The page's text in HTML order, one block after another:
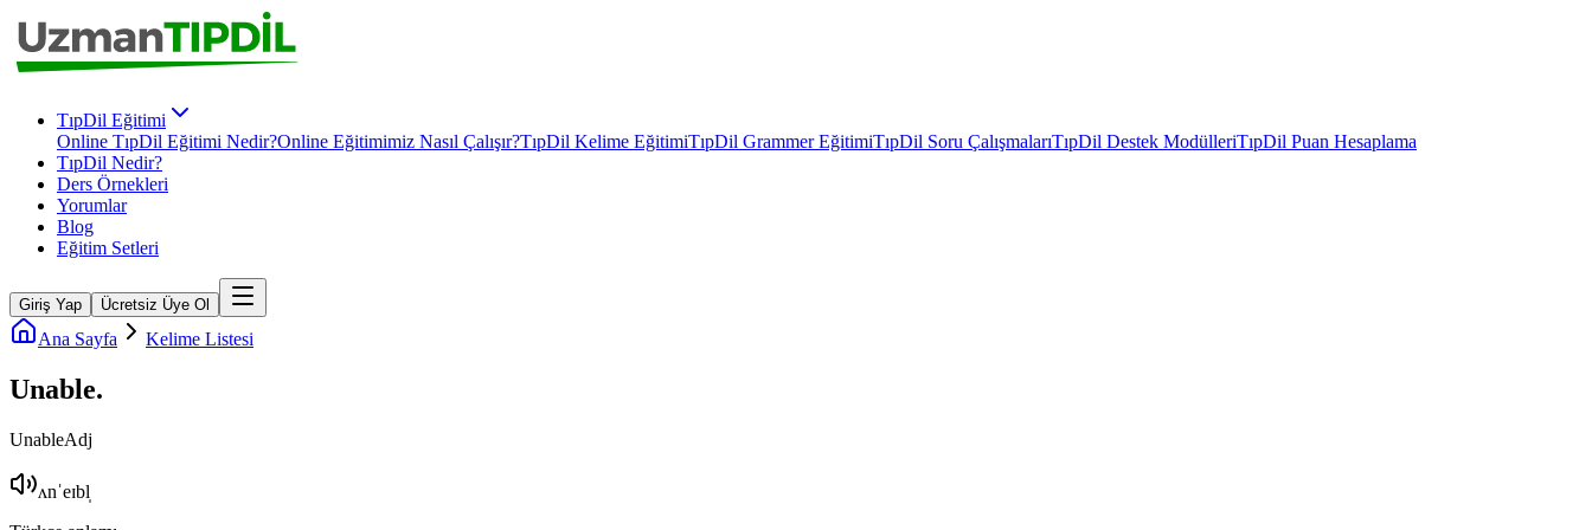
TıpDil Eğitimi
Online TıpDil Eğitimi Nedir?Online Eğitimimiz Nasıl Çalışır?TıpDil Kelime EğitimiTıpDil Grammer EğitimiTıpDil Soru ÇalışmalarıTıpDil Destek ModülleriTıpDil Puan Hesaplama
TıpDil Nedir?
Ders Örnekleri
Yorumlar
Blog
Eğitim Setleri
Giriş Yap Ücretsiz Üye Ol
Ana Sayfa Kelime Listesi
Unable.
UnableAdj
ʌnˈeɪbl̩